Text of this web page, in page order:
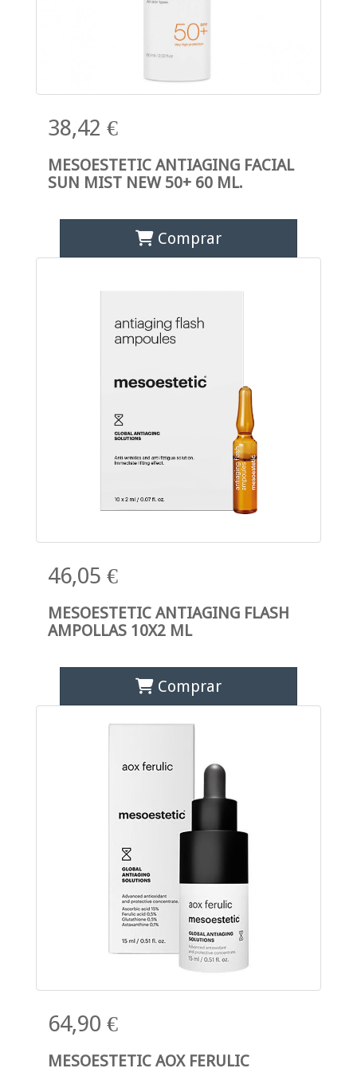
38,42 €
MESOESTETIC ANTIAGING FACIAL
SUN MIST NEW 50+ 60 ML.
Comprar
46,05 €
MESOESTETIC ANTIAGING FLASH
AMPOLLAS 10X2 ML
Comprar
64,90 €
MESOESTETIC AOX FERULIC